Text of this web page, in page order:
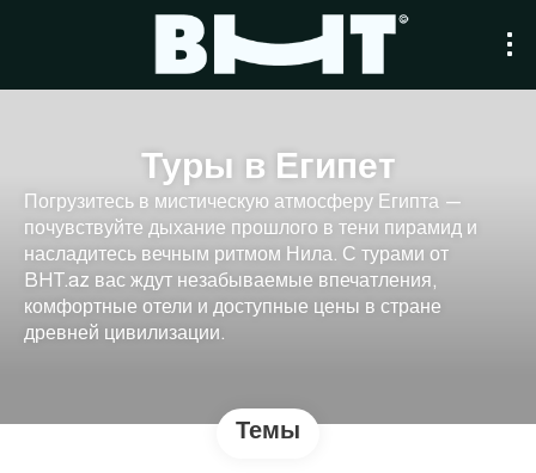
Туры в Египет
Погрузитесь в мистическую атмосферу Египта —
почувствуйте дыхание прошлого в тени пирамид и
насладитесь вечным ритмом Нила. С турами от
BHT.az вас ждут незабываемые впечатления,
комфортные отели и доступные цены в стране
древней цивилизации.
Темы